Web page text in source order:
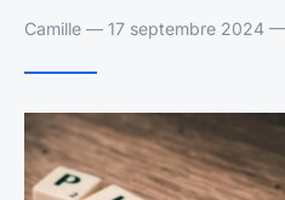
Camille — 17 septembre 2024